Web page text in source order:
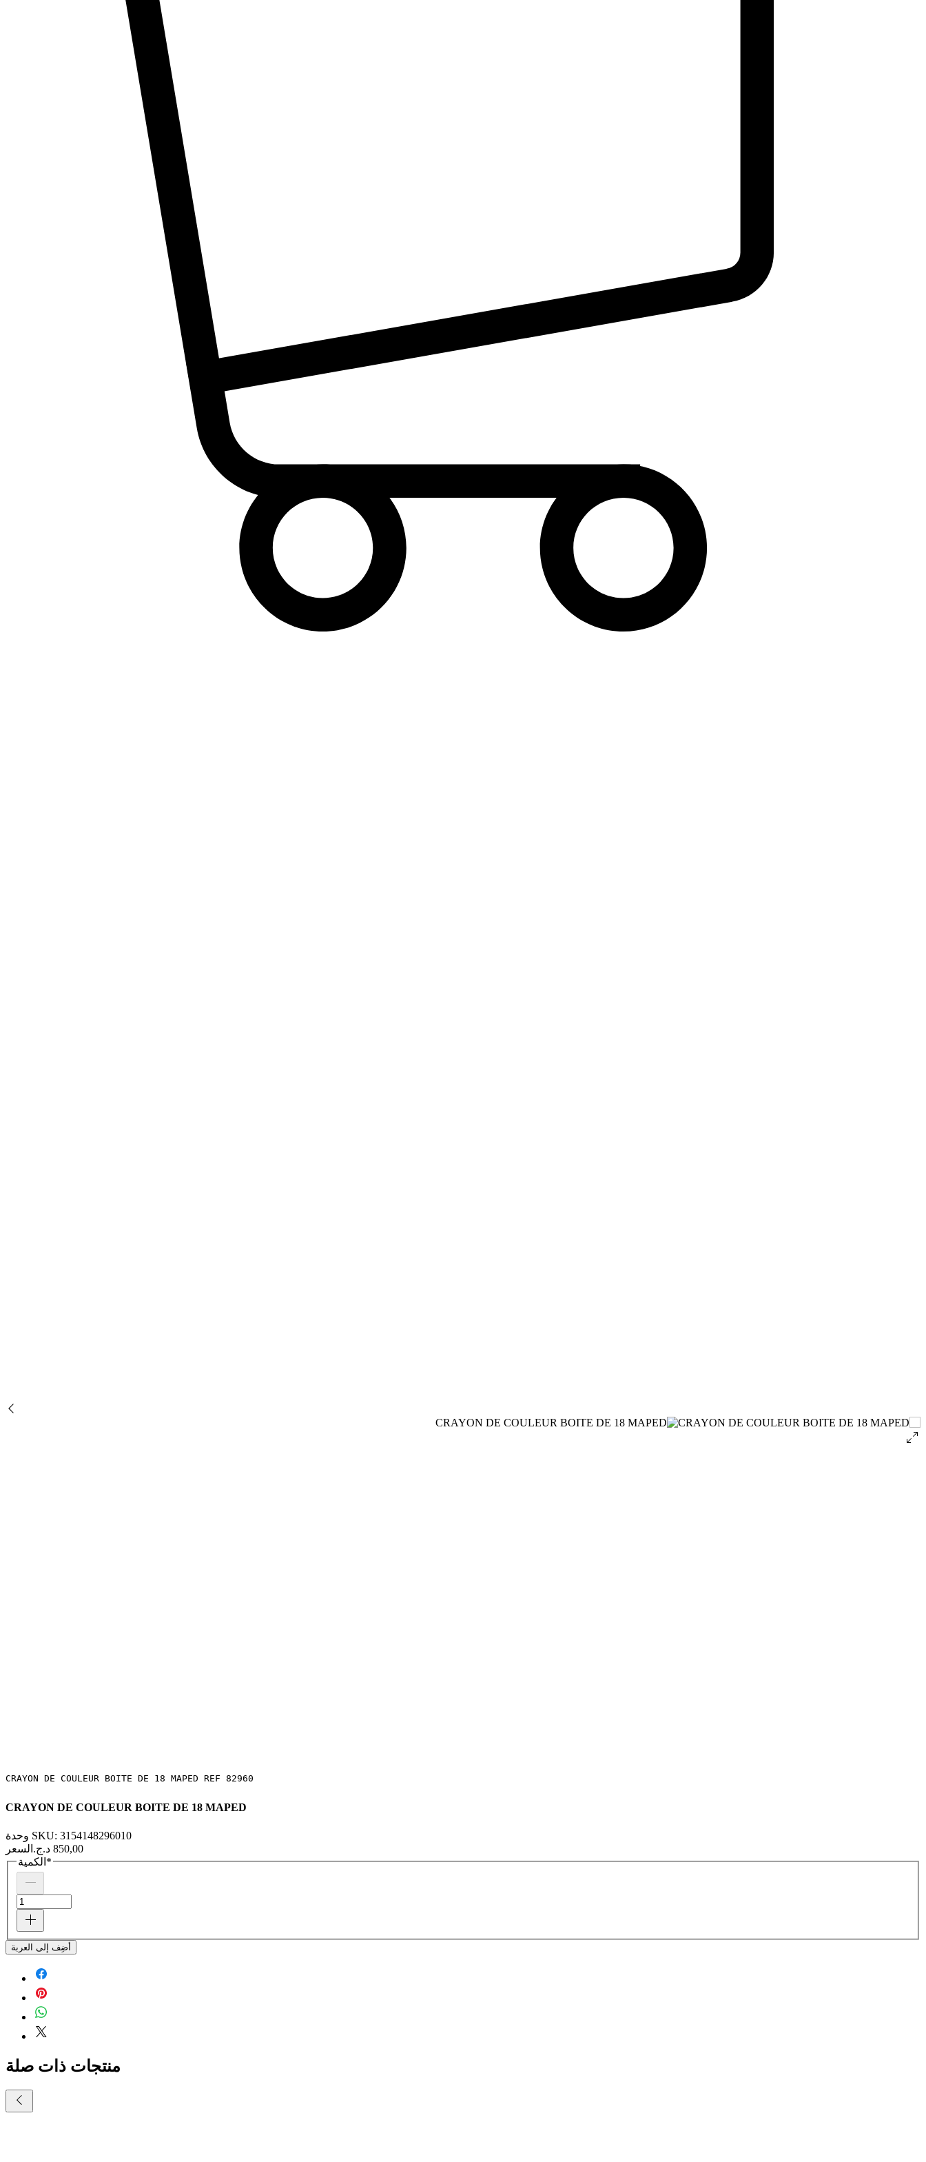
CRAYON DE COULEUR BOITE DE 18 MAPED REF 82960
CRAYON DE COULEUR BOITE DE 18 MAPED
وحدة SKU: 3154148296010
السعر
الكمية *
أضِف إلى العربة
منتجات ذات صلة